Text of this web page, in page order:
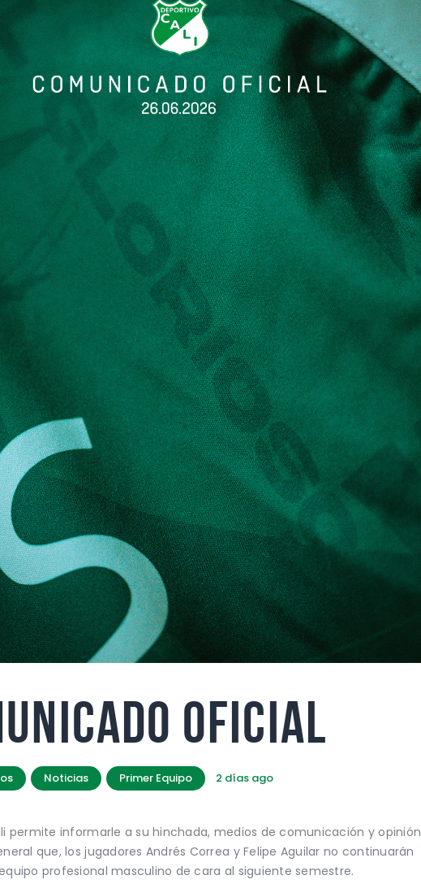
Oficial
Noticias Primer Equipo 2 días ago
permite informarle a su hinchada, medios de comunicación y opinión
que, los jugadores Andrés Correa y Felipe Aguilar no continuarán
profesional masculino de cara al siguiente semestre.